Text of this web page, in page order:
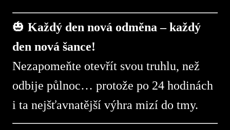
🎃 Každý den nová odměna – každý
den nová šance!
Nezapomeňte otevřít svou truhlu, než
odbije půlnoc… protože po 24 hodinách
i ta nejšťavnatější výhra mizí do tmy.